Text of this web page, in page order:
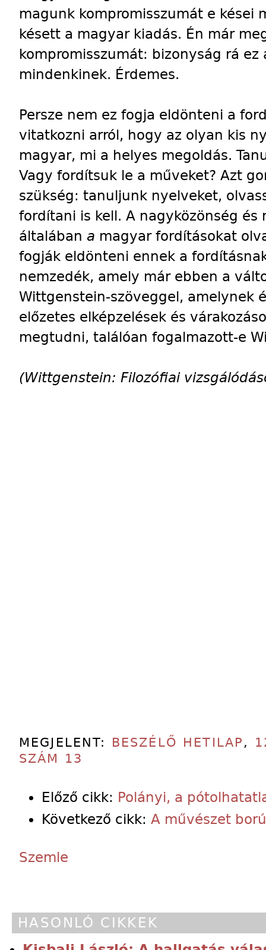
magunk kompromisszumát e kései
késett a magyar kiadás. Én már
kompromisszumát: bizonyság rá
mindenkinek. Érdemes.
Persze nem ez fogja eldönteni a
vitatkozni arról, hogy az olyan kis
magyar, mi a helyes megoldás.
Vagy fordítsuk le a műveket? Azt
szükség: tanuljunk nyelveket,
fordítani is kell. A nagyközönség és
általában a magyar fordításokat
fogják eldönteni ennek a
nemzedék, amely már ebben a
Wittgenstein-szöveggel, amelynek
előzetes elképzelések és
megtudni, találóan fogalmazott-e
(Wittgenstein: Filozófiai
MEGJELENT: BESZÉLŐ HETILAP ,
SZÁM 13
Előző cikk: Polányi, a
Következő cikk: A művészet
Szemle
HASONLÓ CIKKEK